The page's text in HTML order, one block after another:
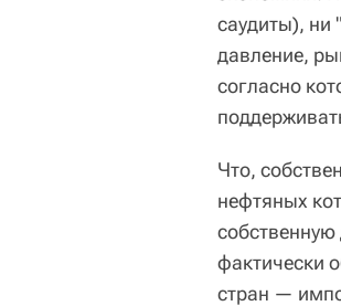
саудиты), ни
давление,
согласно
Что,
нефтяных
собственную
фактически
стран —